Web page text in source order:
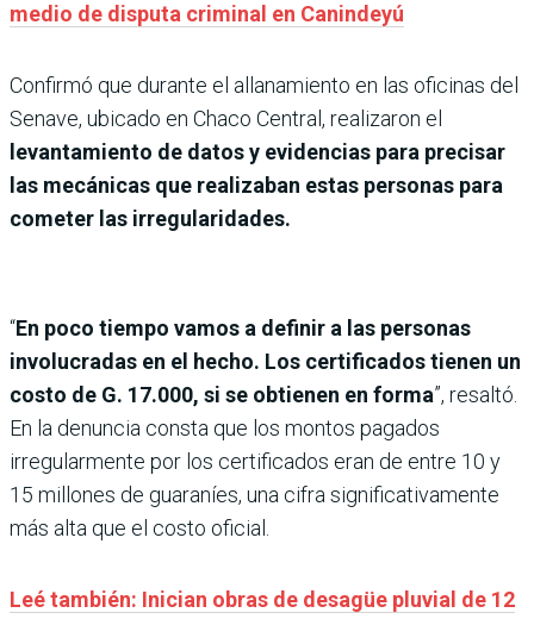
medio de disputa criminal en Canindeyú
Confirmó que durante el allanamiento en las oficinas del
Senave, ubicado en Chaco Central, realizaron el
levantamiento de datos y evidencias para precisar
las mecánicas que realizaban estas personas para
cometer las irregularidades.
“En poco tiempo vamos a definir a las personas
involucradas en el hecho. Los certificados tienen un
costo de G. 17.000, si se obtienen en forma”, resaltó.
En la denuncia consta que los montos pagados
irregularmente por los certificados eran de entre 10 y
15 millones de guaraníes, una cifra significativamente
más alta que el costo oficial.
Leé también: Inician obras de desagüe pluvial de 12